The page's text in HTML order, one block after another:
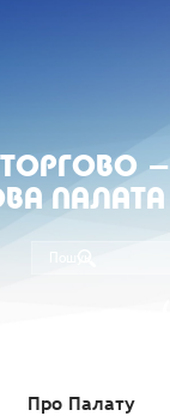
ТОРГОВО -
ПАЛАТА
Про Палату